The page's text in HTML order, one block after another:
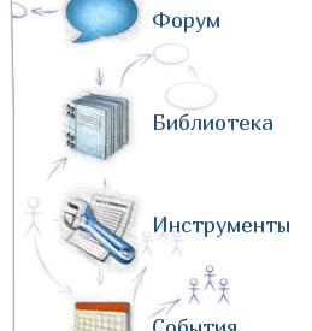
Форум
Библиотека
Инструменты